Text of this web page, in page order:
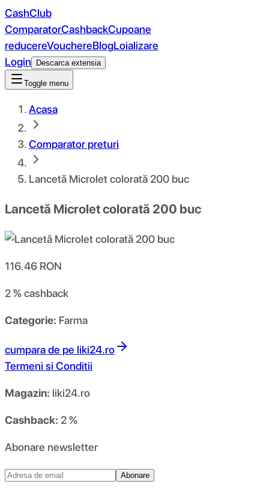
CashClub
ComparatorCashbackCupoane
reducereVouchereBlogLoializare
Login
Descarca extensia
Toggle menu
Acasa
Comparator preturi
Lancetă Microlet colorată 200 buc
Lancetă Microlet colorată 200 buc
116.46 RON
2 %cashback
Categorie: Farma
cumpara de pe liki24.ro
Termeni si Conditii
Magazin: liki24.ro
Cashback: 2 %
Abonare newsletter
Abonare